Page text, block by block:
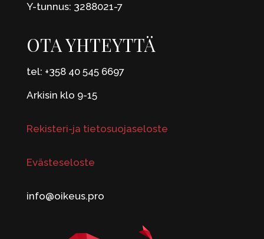
Y-tunnus: 3288021-7
OTA YHTEYTTÄ
tel: +358 40 545 6697
Arkisin klo 9-15
Rekisteri-ja tietosuojaseloste
Evästeseloste
info@oikeus.pro